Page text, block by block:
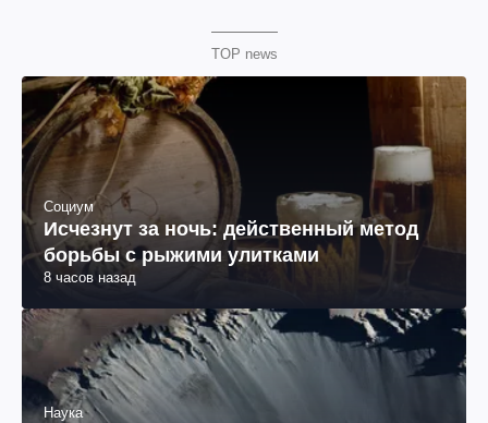
TOP news
Социум
Исчезнут за ночь: действенный метод
борьбы с рыжими улитками
8 часов назад
Наука